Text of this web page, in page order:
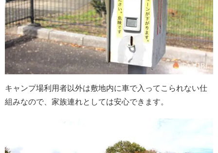
キャンプ場利用者以外は敷地内に車で入ってこられない仕
組みなので、家族連れとしては安心できます。